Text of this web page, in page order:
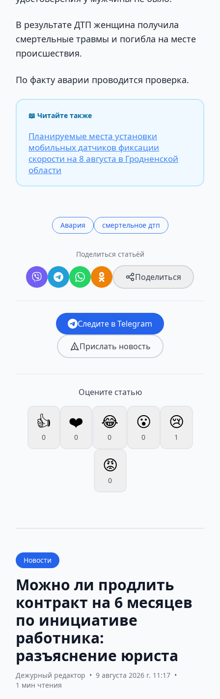
В результате ДТП женщина получила
смертельные травмы и погибла на месте
происшествия.
По факту аварии проводится проверка.
📖 Читайте также
Планируемые места установки
мобильных датчиков фиксации
скорости на 8 августа в Гродненской
области
Авария смертельное дтп
Поделиться статьёй
Поделиться
Следите в Telegram
Прислать новость
Оцените статью
👍
0
❤️
0
😂
0
😮
0
😢
1
😡
0
Новости
Можно ли продлить
контракт на 6 месяцев
по инициативе
работника:
разъяснение юриста
Дежурный редактор • 9 августа 2026 г. 11:17 •
1 мин чтения